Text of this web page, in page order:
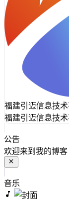
福建引迈信息技术
福建引迈信息技术
公告
欢迎来到我的博客
音乐